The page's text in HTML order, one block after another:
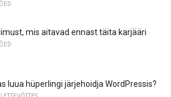
mis aitavad ennast täita karjääri
luua hüperlingi järjehoidja WordPressis?